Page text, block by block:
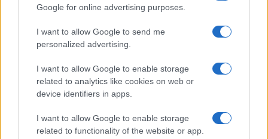
Google for online advertising purposes.
I want to allow Google to send me
personalized advertising.
I want to allow Google to enable storage
related to analytics like cookies on web or
device identifiers in apps.
I want to allow Google to enable storage
related to functionality of the website or app.
MONEY NEWS